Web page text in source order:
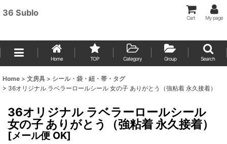
36 Sublo
Cart My page
Home TOP Category Group Search
Home > 文房具 > シール・袋・紐・帯・タグ
> 36オリジナル ラベラーロールシール 女の子 ありがとう（強粘着 永久接着）
36オリジナル ラベラーロールシール
女の子 ありがとう（強粘着 永久接着）
[メール便 OK]